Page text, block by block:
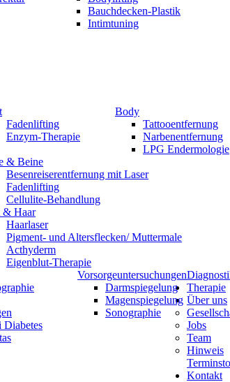
Bauchdecken-Plastik
Intimtuning
Fadenlifting
Enzym-Therapie
Body
Tattooentfernung
Narbenentfernung
LPG Endermologie
& Beine
Besenreiserentfernung mit Laser
Fadenlifting
Cellulite-Behandlung
& Haar
Haarlaser
Pigment- und Altersflecken/ Muttermale
Acthyderm
Eigenblut-Therapie
Diabetes
Vorsorgeuntersuchungen
Darmspiegelung
Magenspiegelung
Sonographie
Therapie
Über uns
Jobs
Team
Hinweis
Kontakt